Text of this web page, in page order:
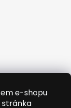
e-shopu
stránka